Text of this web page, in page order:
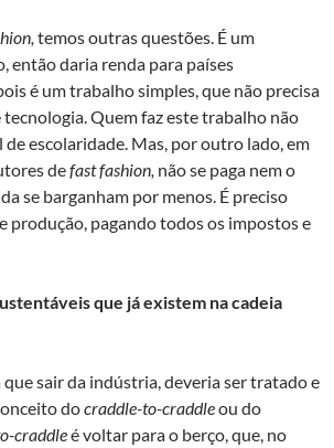
temos outras questões. É um
então daria renda para países
é um trabalho simples, que não precisa
tecnologia. Quem faz este trabalho não
escolaridade. Mas, por outro lado, em
defast fashion, não se paga nem o
se barganham por menos. É preciso
produção, pagando todos os impostos e
que já existem na cadeia
sair da indústria, deveria ser tratado e
docraddle-to-craddleou do
craddleé voltar para o berço, que, no